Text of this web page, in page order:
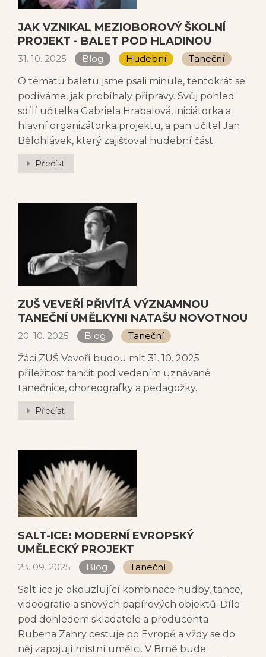
JAK VZNIKAL MEZIOBOROVÝ ŠKOLNÍ
PROJEKT - BALET POD HLADINOU
31. 10. 2025 Blog Hudební
Taneční
O tématu baletu jsme psali minule, tentokrát se
podíváme, jak probíhaly přípravy. Svůj pohled
sdílí učitelka Gabriela Hrabalová, iniciátorka a
hlavní organizátorka projektu, a pan učitel Jan
Bělohlávek, který zajišťoval hudební část.
Přečíst
ZUŠ VEVEŘÍ PŘIVÍTÁ VÝZNAMNOU
TANEČNÍ UMĚLKYNI NATAŠU NOVOTNOU
20. 10. 2025 Blog
Taneční
Žáci ZUŠ Veveří budou mít 31. 10. 2025
příležitost tančit pod vedením uznávané
tanečnice, choreografky a pedagožky.
Přečíst
SALT-ICE: MODERNÍ EVROPSKÝ
UMĚLECKÝ PROJEKT
23. 09. 2025 Blog
Taneční
Salt-ice je okouzlující kombinace hudby, tance,
videografie a snových papírových objektů. Dílo
pod dohledem skladatele a producenta
Rubena Zahry cestuje po Evropě a vždy se do
něj zapojují místní umělci. V Brně bude